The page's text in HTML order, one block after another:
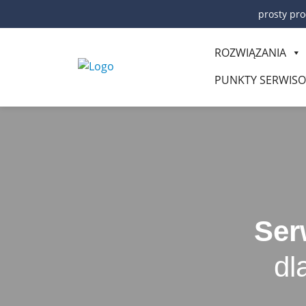
prosty
ROZWIĄZANIA
PUNKTY